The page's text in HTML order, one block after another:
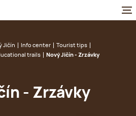
Jičín Info center
Tourist tips
trails
Nový Jičín - Zrzávky
- Zrzávky